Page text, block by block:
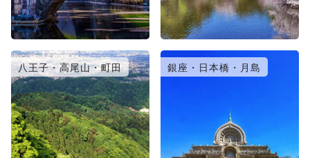
八王子・高尾山・町田 銀座・日本橋・月島